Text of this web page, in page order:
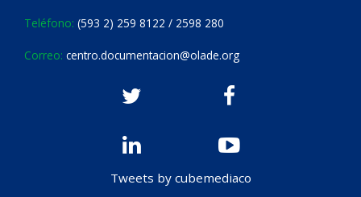
Teléfono: (593 2) 259 8122 / 2598 280
Correo: centro.documentacion@olade.org
Tweets by cubemediaco